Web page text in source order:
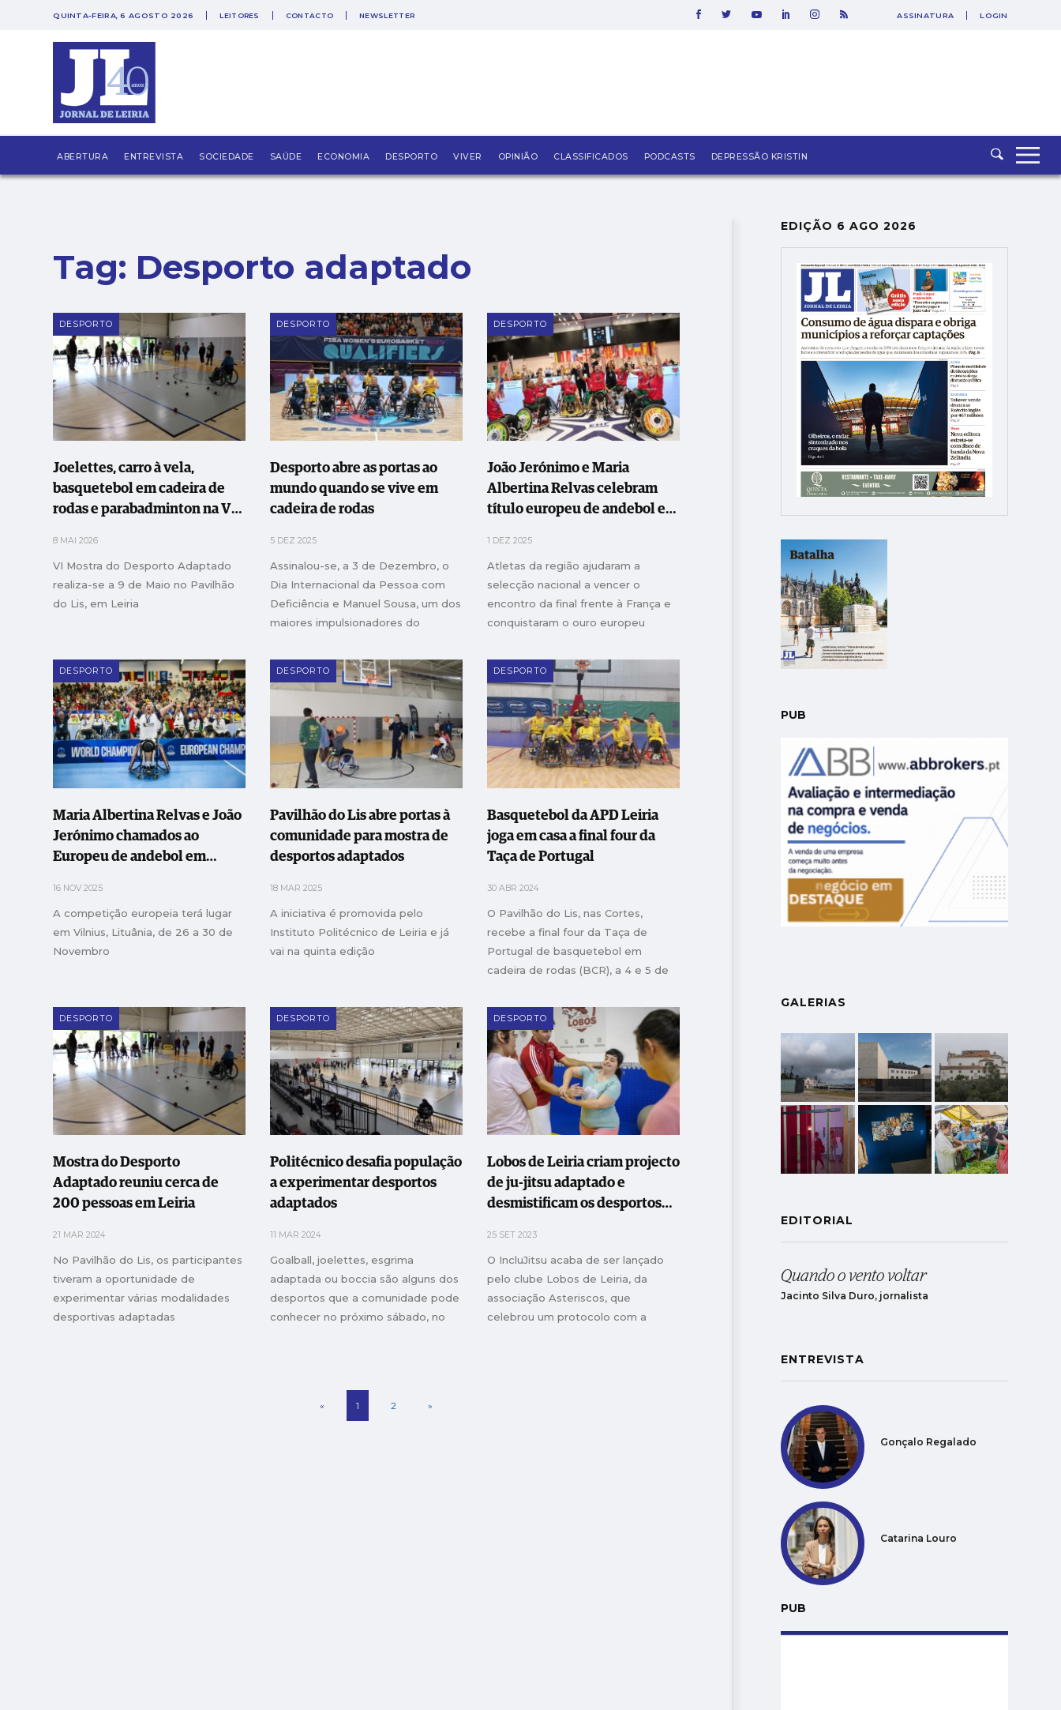
SAIR
QUINTA-FEIRA, 6 AGOSTO 2026 LEITORES CONTACTO NEWSLETTER ASSINATURA LOGIN
ABERTURA ENTREVISTA SOCIEDADE SAÚDE ECONOMIA DESPORTO VIVER OPINIÃO CLASSIFICADOS PODCASTS DEPRESSÃO KRISTIN
Tag: Desporto adaptado
DESPORTO
Joelettes, carro à vela,
basquetebol em cadeira de
rodas e parabadminton na VI
8 MAI 2026
VI Mostra do Desporto Adaptado
realiza-se a 9 de Maio no Pavilhão
do Lis, em Leiria
DESPORTO
Desporto abre as portas ao
mundo quando se vive em
cadeira de rodas
5 DEZ 2025
Assinalou-se, a 3 de Dezembro, o
Dia Internacional da Pessoa com
Deficiência e Manuel Sousa, um dos
maiores impulsionadores do
Centro, abordou os seus benefícios
DESPORTO
João Jerónimo e Maria
Albertina Relvas celebram
título europeu de andebol em
1 DEZ 2025
Atletas da região ajudaram a
selecção nacional a vencer o
encontro da final frente à França e
conquistaram o ouro europeu
DESPORTO
Maria Albertina Relvas e João
Jerónimo chamados ao
Europeu de andebol em
16 NOV 2025
A competição europeia terá lugar
em Vilnius, Lituânia, de 26 a 30 de
Novembro
DESPORTO
Pavilhão do Lis abre portas à
comunidade para mostra de
desportos adaptados
18 MAR 2025
A iniciativa é promovida pelo
Instituto Politécnico de Leiria e já
vai na quinta edição
DESPORTO
Basquetebol da APD Leiria
joga em casa a final four da
Taça de Portugal
30 ABR 2024
O Pavilhão do Lis, nas Cortes,
recebe a final four da Taça de
Portugal de basquetebol em
cadeira de rodas (BCR), a 4 e 5 de
DESPORTO
Mostra do Desporto
Adaptado reuniu cerca de
200 pessoas em Leiria
21 MAR 2024
No Pavilhão do Lis, os participantes
tiveram a oportunidade de
experimentar várias modalidades
desportivas adaptadas
DESPORTO
Politécnico desafia população
a experimentar desportos
adaptados
11 MAR 2024
Goalball, joelettes, esgrima
adaptada ou boccia são alguns dos
desportos que a comunidade pode
conhecer no próximo sábado, no
DESPORTO
Lobos de Leiria criam projecto
de ju-jitsu adaptado e
desmistificam os desportos
25 SET 2023
O IncluJitsu acaba de ser lançado
pelo clube Lobos de Leiria, da
associação Asteriscos, que
celebrou um protocolo com a
« 1 2 »
EDIÇÃO 6 AGO 2026
PUB
GALERIAS
EDITORIAL
Quando o vento voltar
Jacinto Silva Duro, jornalista
ENTREVISTA
Gonçalo Regalado
Catarina Louro
PUB